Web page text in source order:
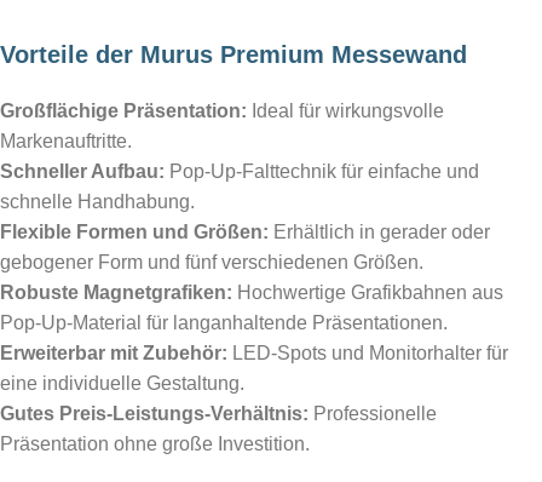
Vorteile der Murus Premium Messewand
Großflächige Präsentation: Ideal für wirkungsvolle
Markenauftritte.
Schneller Aufbau: Pop-Up-Falttechnik für einfache und
schnelle Handhabung.
Flexible Formen und Größen: Erhältlich in gerader oder
gebogener Form und fünf verschiedenen Größen.
Robuste Magnetgrafiken: Hochwertige Grafikbahnen aus
Pop-Up-Material für langanhaltende Präsentationen.
Erweiterbar mit Zubehör: LED-Spots und Monitorhalter für
eine individuelle Gestaltung.
Gutes Preis-Leistungs-Verhältnis: Professionelle
Präsentation ohne große Investition.